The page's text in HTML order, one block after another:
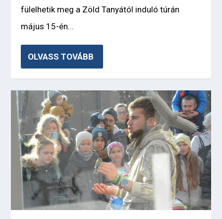
fülelhetik meg a Zöld Tanyától induló túrán
május 15-én...
OLVASS TOVÁBB